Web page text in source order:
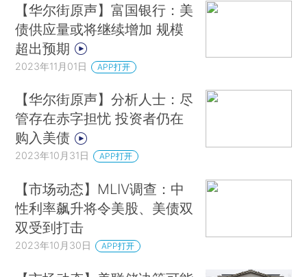
【华尔街原声】富国银行：美
债供应量或将继续增加 规模
超出预期
2023年11月01日 APP打开
【华尔街原声】分析人士：尽
管存在赤字担忧 投资者仍在
购入美债
2023年10月31日 APP打开
【市场动态】MLIV调查：中
性利率飙升将令美股、美债双
双受到打击
2023年10月30日 APP打开